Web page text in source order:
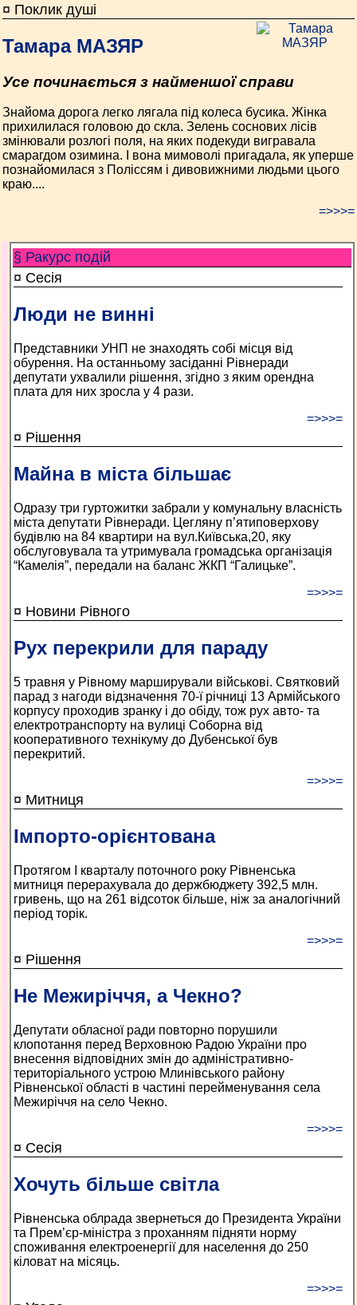
¤ Поклик душі
Тамара МАЗЯР
Усе починається з найменшої справи
Знайома дорога легко лягала під колеса бусика. Жінка
прихилилася головою до скла. Зелень соснових лісів
змінювали розлогі поля, на яких подекуди вигравала
смарагдом озимина. І вона мимоволі пригадала, як уперше
познайомилася з Поліссям і дивовижними людьми цього
краю....
=>>>=
§ Ракурс подій
¤ Сесія
Люди не винні
Представники УНП не знаходять собі місця від
обурення. На останньому засіданні Рівнеради
депутати ухвалили рішення, згідно з яким орендна
плата для них зросла у 4 рази.
=>>>=
¤ Рішення
Майна в міста більшає
Одразу три гуртожитки забрали у комунальну власність
міста депутати Рівнеради. Цегляну п’ятиповерхову
будівлю на 84 квартири на вул.Київська,20, яку
обслуговувала та утримувала громадська організація
“Камелія”, передали на баланс ЖКП “Галицьке”.
=>>>=
¤ Новини Рівного
Рух перекрили для параду
5 травня у Рівному марширували військові. Святковий
парад з нагоди відзначення 70-ї річниці 13 Армійського
корпусу проходив зранку і до обіду, тож рух авто- та
електротранспорту на вулиці Соборна від
кооперативного технікуму до Дубенської був
перекритий.
=>>>=
¤ Митниця
Імпорто-орієнтована
Протягом І кварталу поточного року Рівненська
митниця перерахувала до держбюджету 392,5 млн.
гривень, що на 261 відсоток більше, ніж за аналогічний
період торік.
=>>>=
¤ Рішення
Не Межиріччя, а Чекно?
Депутати обласної ради повторно порушили
клопотання перед Верховною Радою України про
внесення відповідних змін до адміністративно-
територіального устрою Млинівського району
Рівненської області в частині перейменування села
Межиріччя на село Чекно.
=>>>=
¤ Сесія
Хочуть більше світла
Рівненська облрада звернеться до Президента України
та Прем’єр-міністра з проханням підняти норму
споживання електроенергії для населення до 250
кіловат на місяць.
=>>>=